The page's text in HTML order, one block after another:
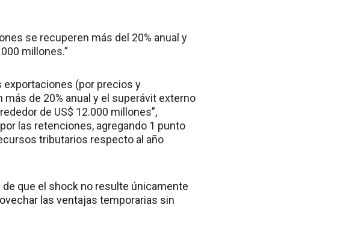
se recuperen más del 20% anual y
millones.”
exportaciones (por precios y
de 20% anual y el superávit externo
de US$ 12.000 millones”,
las retenciones, agregando 1 punto
tributarios respecto al año
que el shock no resulte únicamente
las ventajas temporarias sin